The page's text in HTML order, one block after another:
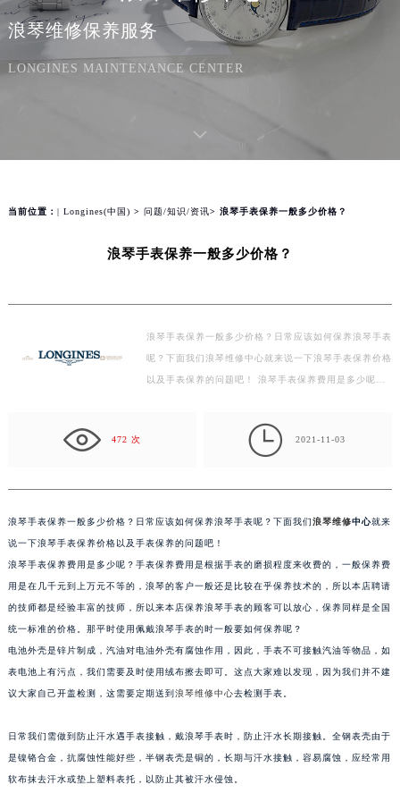
浪琴维修保养服务
LONGINES MAINTENANCE CENTER
当前位置： | Longines(中国) > 问题/知识/资讯> 浪琴手表保养一般多少价格？
浪琴手表保养一般多少价格？
浪琴手表保养一般多少价格？日常应该如何保养浪琴手表
呢？下面我们浪琴维修中心就来说一下浪琴手表保养价格
以及手表保养的问题吧！ 浪琴手表保养费用是多少呢？
472 次
 2021-11-03
浪琴手表保养一般多少价格？日常应该如何保养浪琴手表呢？下面我们浪琴维修中心就来
说一下浪琴手表保养价格以及手表保养的问题吧！
浪琴手表保养费用是多少呢？手表保养费用是根据手表的磨损程度来收费的，一般保养费
用是在几千元到上万元不等的，浪琴的客户一般还是比较在乎保养技术的，所以本店聘请
的技师都是经验丰富的技师，所以来本店保养浪琴手表的顾客可以放心，保养同样是全国
统一标准的价格。那平时使用佩戴浪琴手表的时一般要如何保养呢？
电池外壳是锌片制成，汽油对电油外壳有腐蚀作用，因此，手表不可接触汽油等物品，如
表电池上有污点，我们需要及时使用绒布擦去即可。这点大家难以发现，因为我们并不建
议大家自己开盖检测，这需要定期送到 浪琴维修中心去检测手表。
日常我们需做到防止汗水遇手表接触，戴浪琴手表时，防止汗水长期接触。全钢表壳由于
是镍铬合金，抗腐蚀性能好些，半钢表壳是铜的，长期与汗水接触，容易腐蚀，应经常用
软布抹去汗水或垫上塑料表托，以防止其被汗水侵蚀。